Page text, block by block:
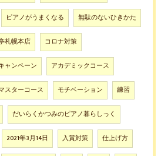
ピアノがうまくなる 無駄のないひきかた
札幌本店 コロナ対策
ャンペーン アカデミックコース
スターコース モチベーション 練習
だいらくかつみのピアノ暮らしっく
2021年3月14日 入賞対策 仕上げ方